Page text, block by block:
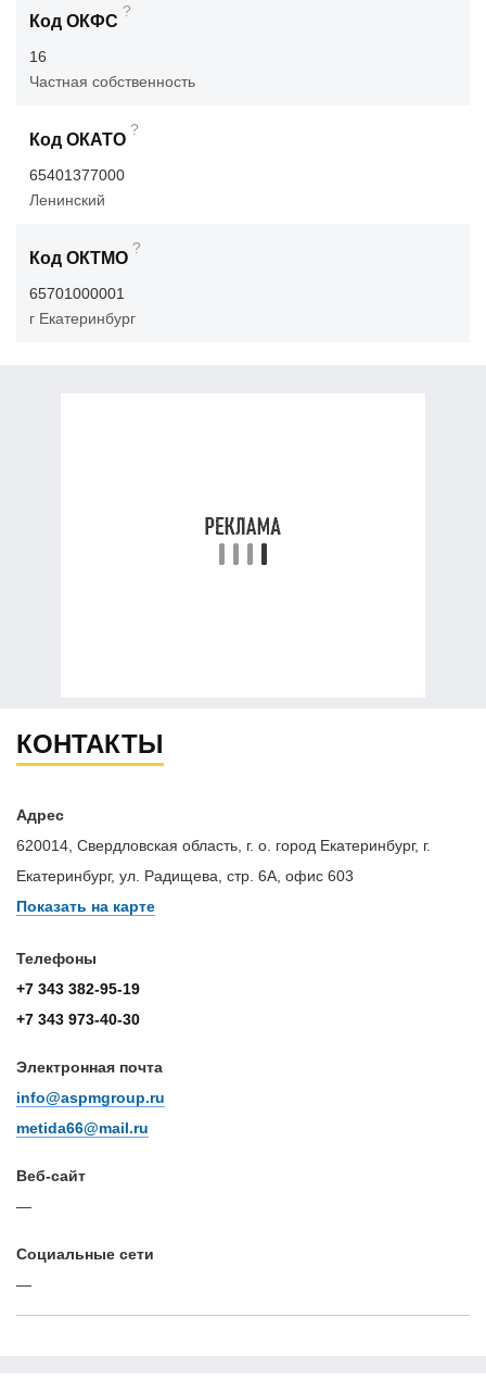
Код ОКФС
?
16
Частная собственность
Код ОКАТО
?
65401377000
Ленинский
Код ОКТМО
?
65701000001
г Екатеринбург
КОНТАКТЫ
Адрес
620014, Свердловская область, г. о. город Екатеринбург, г.
Екатеринбург, ул. Радищева, стр. 6А, офис 603
Показать на карте
Телефоны
+7 343 382-95-19
+7 343 973-40-30
Электронная почта
info@aspmgroup.ru
metida66@mail.ru
Веб-сайт
—
Cоциальные сети
—